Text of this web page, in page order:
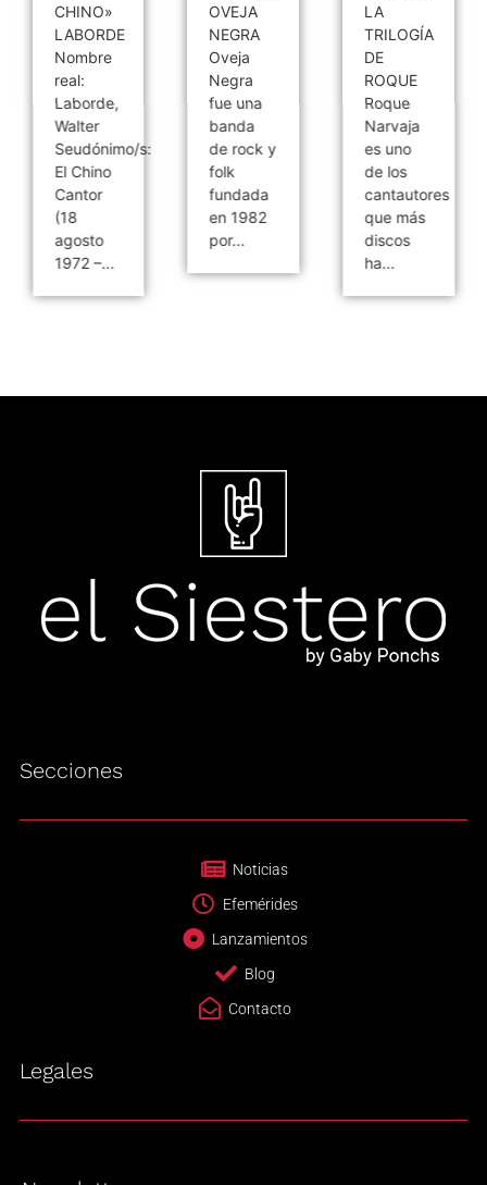
CHINO»
LABORDE
Nombre
real:
Laborde,
Walter
Seudónimo/s:
El Chino
Cantor
(18
agosto
1972 –...
OVEJA
NEGRA
Oveja
Negra
fue una
banda
de rock y
folk
fundada
en 1982
por...
LA
TRILOGÍA
DE
ROQUE
Roque
Narvaja
es uno
de los
cantautores
que más
discos
ha...
Secciones
Noticias
Efemérides
Lanzamientos
Blog
Contacto
Legales